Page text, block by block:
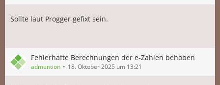
Sollte laut Progger gefixt sein.
Fehlerhafte Berechnungen der e-Zahlen behoben
admention 18. Oktober 2025 um 13:21